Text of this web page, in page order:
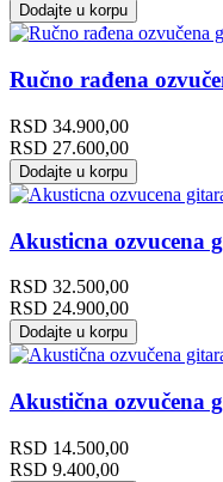
Dodajte u korpu
Ručno rađena
RSD 34.900,00
RSD 27.600,00
Dodajte u korpu
Akusticna ozvucena
RSD 32.500,00
RSD 24.900,00
Dodajte u korpu
Akustična ozvučena
RSD 14.500,00
RSD 9.400,00